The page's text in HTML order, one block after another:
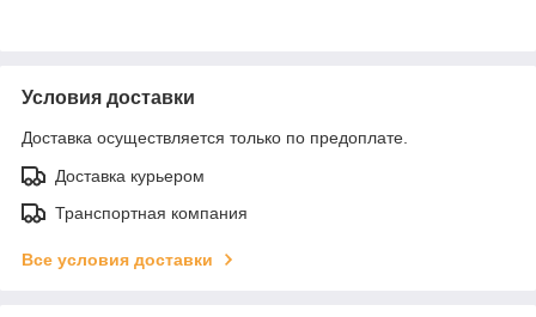
Условия доставки
Доставка осуществляется только по предоплате.
Доставка курьером
Транспортная компания
Все условия доставки